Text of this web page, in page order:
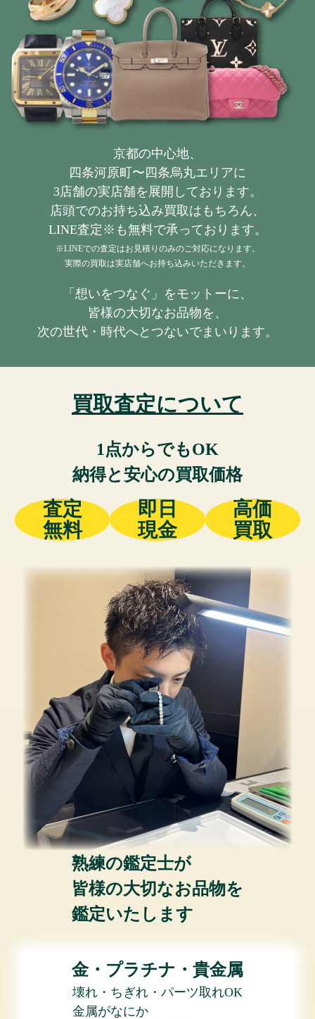
京都の中心地、
四条河原町〜四条烏丸エリアに
3店舗の実店舗を展開しております。
店頭でのお持ち込み買取はもちろん、
LINE査定※も無料で承っております。
※LINEでの査定はお見積りのみのご対応になります。
実際の買取は実店舗へお持ち込みいただきます。
「想いをつなぐ」をモットーに、
皆様の大切なお品物を、
次の世代・時代へとつないでまいります。
買取査定について
1点からでもOK
納得と安心の買取価格
査定
無料
即日
現金
高価
買取
熟練の鑑定士が
皆様の大切なお品物を
鑑定いたします
金・プラチナ・貴金属
壊れ・ちぎれ・パーツ取れOK
金属がなにか